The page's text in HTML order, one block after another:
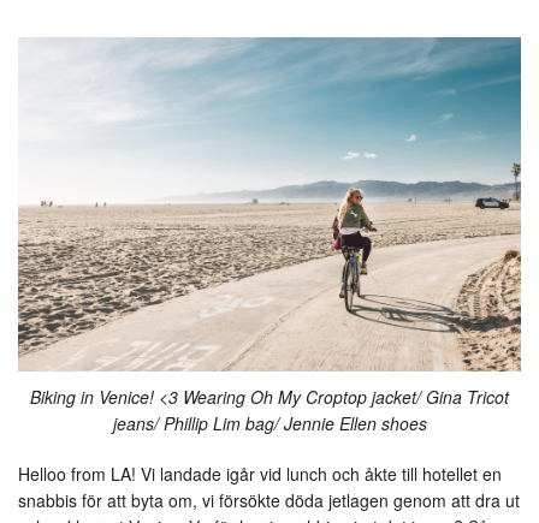
Biking in Venice! <3 Wearing Oh My Croptop jacket/ Gina Tricot
jeans/ Phillip Lim bag/ Jennie Ellen shoes
Helloo from LA! Vi landade igår vid lunch och åkte till hotellet en
snabbis för att byta om, vi försökte döda jetlagen genom att dra ut